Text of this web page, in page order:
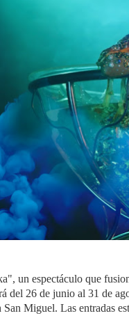
un espectáculo que
del 26 de junio al 31 de
San Miguel. Las entradas